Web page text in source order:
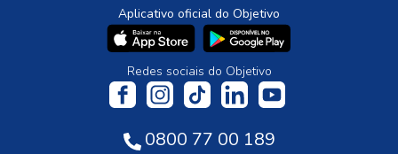
Aplicativo oficial do Objetivo
Redes sociais do Objetivo
0800 77 00 189